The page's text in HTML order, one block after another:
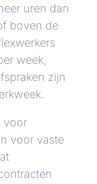
uren dan
boven de
week,
zijn
voor
voor vaste